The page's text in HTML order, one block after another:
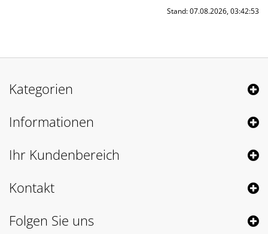
Stand: 07.08.2026, 03:42:53
Kategorien
Informationen
Ihr Kundenbereich
Kontakt
Folgen Sie uns